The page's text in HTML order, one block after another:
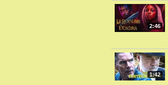
2:46
1:42